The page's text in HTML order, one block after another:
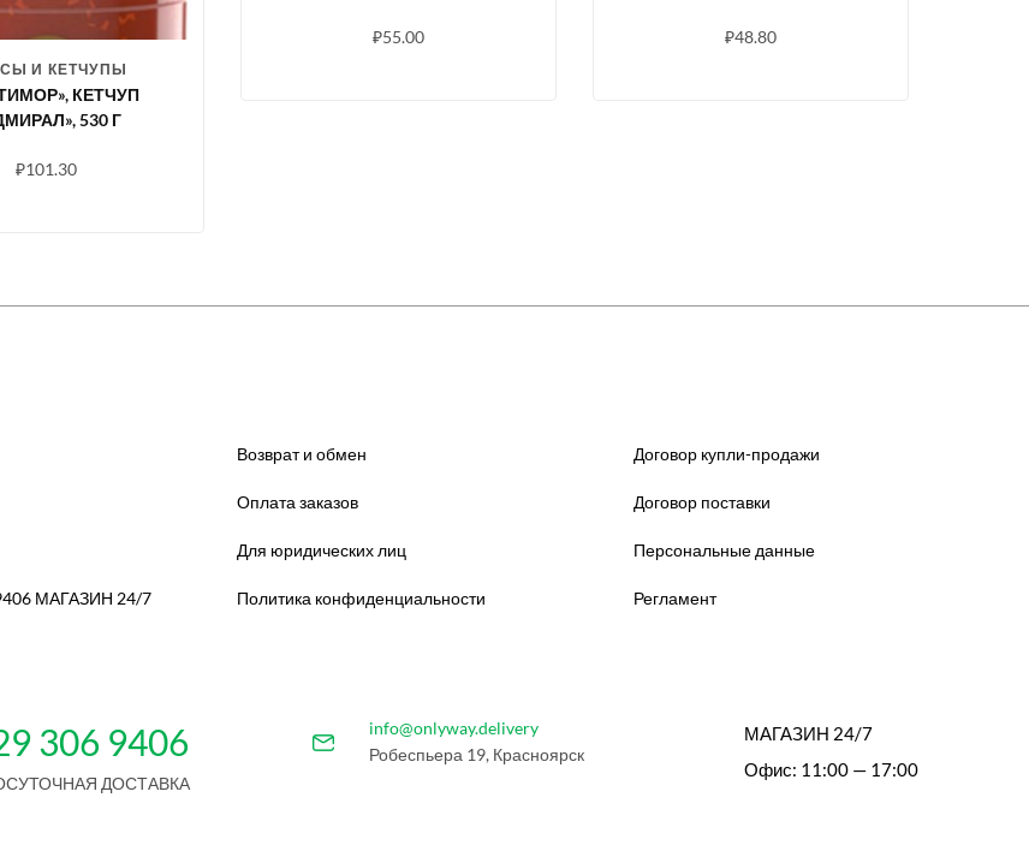
И КЕТЧУПЫ
КЕТЧУП
530 Г
₽101.30
₽55.00 ₽48.80
МАГАЗИН 24/7
Возврат и обмен
Оплата заказов
Для юридических лиц
Политика конфиденциальности
Договор купли-продажи
Договор поставки
Персональные данные
Регламент
306 9406
ДОСТАВКА
info@onlyway.delivery
Робеспьера 19, Красноярск
МАГАЗИН 24/7
Офис: 11:00 — 17:00